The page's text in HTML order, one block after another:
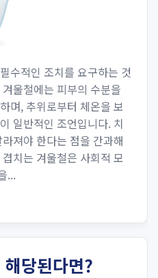
수적인 조치를 요구하는 것
울철에는 피부의 수분을
며, 추위로부터 체온을 보
일반적인 조언입니다. 치
져야 한다는 점을 간과해
치는 겨울철은 사회적 모
...
당된다면?